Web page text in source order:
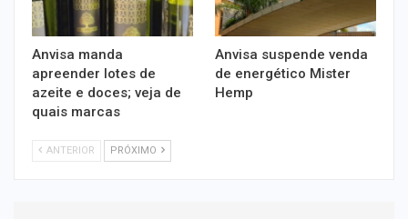
Anvisa manda
apreender lotes de
azeite e doces; veja de
quais marcas
Anvisa suspende venda
de energético Mister
Hemp
ANTERIOR PRÓXIMO